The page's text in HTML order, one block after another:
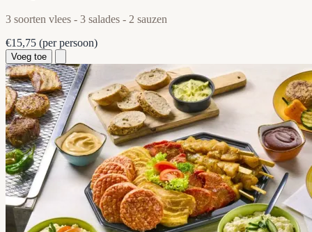
3 soorten vlees - 3 salades - 2 sauzen
€15,75 (per persoon)
Voeg toe